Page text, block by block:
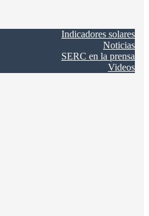
Indicadores solares
Noticias
SERC en la prensa
Videos